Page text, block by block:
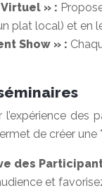
» :
plat local) et en
Show » :
l’expérience
de créer
des
et